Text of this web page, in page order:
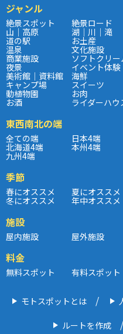
ジャンル
絶景スポット 絶景ロード
山｜高原 湖｜川｜滝
道の駅 お土産
温泉 文化施設
商業施設 ソフトクリー
夜景 イベント体験
美術館｜資料館 海鮮
キャンプ場 スイーツ
動植物園 お肉
お酒 ライダーハウ
東西南北の端
全ての端 日本4端
北海道4端 本州4端
九州4端
季節
春にオススメ 夏にオススメ
冬にオススメ 年中オススメ
施設
屋内施設 屋外施設
料金
無料スポット 有料スポット
モトスポットとは
ルートを作成